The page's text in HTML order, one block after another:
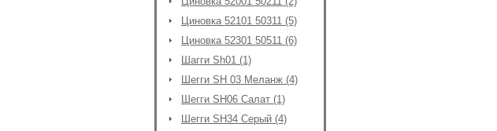
Циновка 52101 50311 (5)
Циновка 52301 50511 (6)
Шагги Sh01 (1)
Шегги SH 03 Меланж (4)
Шегги SH06 Салат (1)
Шегги SH34 Серый (4)